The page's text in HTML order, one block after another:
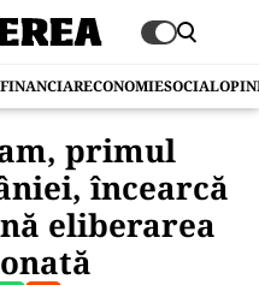
FINANCIARECONOMIESOCIAL
primul
încearcă
eliberarea